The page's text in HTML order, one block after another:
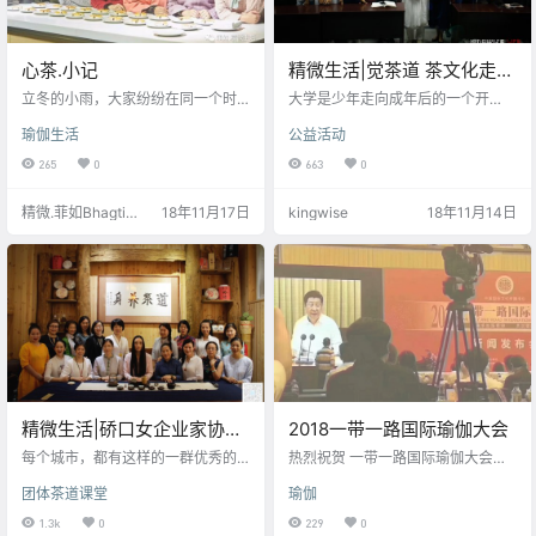
心茶.小记
立冬的小雨，大家纷纷在同一个时
茶，吃着同样的茶点，感受着同样
的气息，说着自己不同的感受。
瑜伽生活
265 0
精微.菲如Bhagti
18年11月17日
精微生活|觉茶道 茶文化走进
湖北大学
大学是少年走向成年后的一个开
又如此留恋孩童时期的清澈与纯
净。绿茶的嫩芽，清新的茶香，微
苦即化的甘甜，美了我们的青春年
的神力，改变一个人的体态样貌，
优雅撼动，也因历史的渊博引入中
国的茶文化之旅，喝彩大学校园将
中国的茶文化带入他们的学海生
涯。
公益活动
663 0
kingwise 18年11月14日
精微生活|硚口女企业家协会
的一堂觉茶道公开课
每个城市，都有这样的一群优秀的
业，为社会发展奉献着自己的青
春。精心经营着自己的家庭，为家
团体茶道课堂
1.3k 0
2018一带一路国际瑜伽大会
热烈祝贺 一带一路国际瑜伽大会圆
国际瑜伽大会，让瑜伽变得更加庄
重，真正进入我们的生活！ 瑜伽正
瑜伽
229 0